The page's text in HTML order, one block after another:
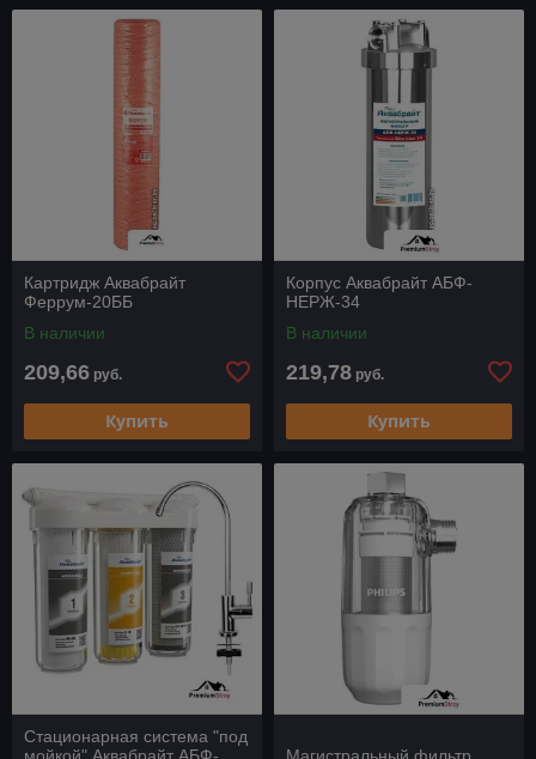
Картридж Аквабрайт
Феррум-20ББ
В наличии
209,66 руб.
Купить
Корпус Аквабрайт АБФ-
НЕРЖ-34
В наличии
219,78 руб.
Купить
Стационарная система "под
мойкой" Аквабрайт АБФ-
Магистральный фильтр